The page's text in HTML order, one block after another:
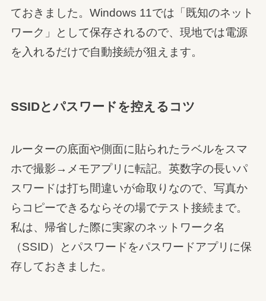
ておきました。Windows 11では「既知のネット
ワーク」として保存されるので、現地では電源
を入れるだけで自動接続が狙えます。
SSIDとパスワードを控えるコツ
ルーターの底面や側面に貼られたラベルをスマ
ホで撮影→メモアプリに転記。英数字の長いパ
スワードは打ち間違いが命取りなので、写真か
らコピーできるならその場でテスト接続まで。
私は、帰省した際に実家のネットワーク名
（SSID）とパスワードをパスワードアプリに保
存しておきました。